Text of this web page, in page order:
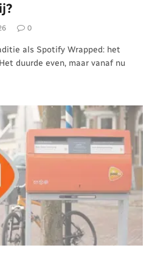
0
als Spotify Wrapped: het
duurde even, maar vanaf nu